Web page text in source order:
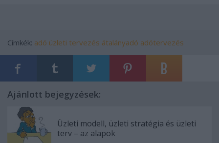
Címkék: adó üzleti tervezés átalányadó adótervezés
Ajánlott bejegyzések:
Üzleti modell, üzleti stratégia és üzleti
terv – az alapok